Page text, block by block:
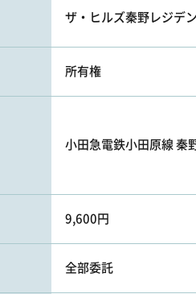
ザ・ヒルズ秦野レジデ
所有権
小田急電鉄小田原線 秦
9,600円
全部委託